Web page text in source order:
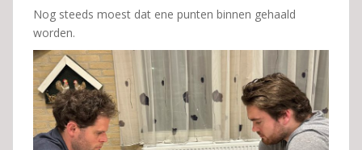
Nog steeds moest dat ene punten binnen gehaald
worden.